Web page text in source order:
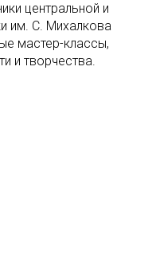
центральной и
им. С. Михалкова
мастер-классы,
и творчества.